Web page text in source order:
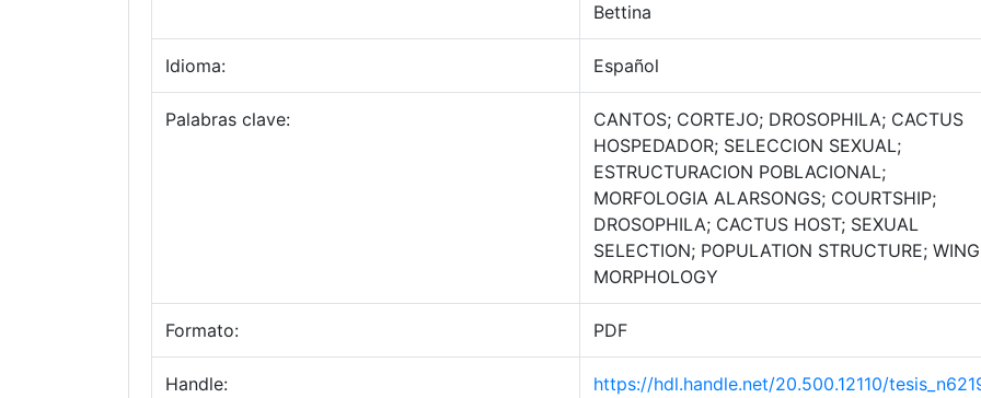
Bettina
Idioma: Español
Palabras clave:
CANTOS; CORTEJO; DROSOPHILA; CACTUS
HOSPEDADOR; SELECCION SEXUAL;
ESTRUCTURACION POBLACIONAL;
MORFOLOGIA ALARSONGS; COURTSHIP;
DROSOPHILA; CACTUS HOST; SEXUAL
SELECTION; POPULATION STRUCTURE; WING
MORPHOLOGY
Formato: PDF
Handle:
https://hdl.handle.net/20.500.12110/